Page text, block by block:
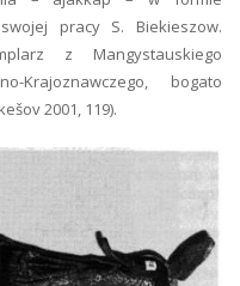
pracy S. Biekieszow.
z Mangystauskiego
Krajoznawczego, bogato
2001, 119).